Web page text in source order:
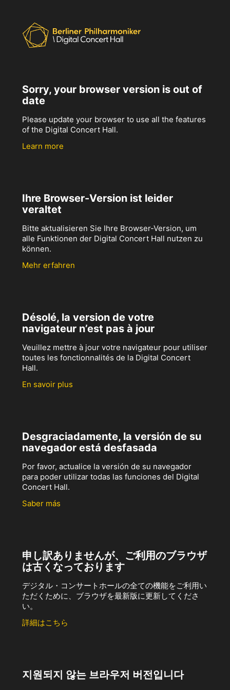
Sorry, your browser version is out of
date
Please update your browser to use all the features
of the Digital Concert Hall.
Learn more
Ihre Browser-Version ist leider
veraltet
Bitte aktualisieren Sie Ihre Browser-Version, um
alle Funktionen der Digital Concert Hall nutzen zu
können.
Mehr erfahren
Désolé, la version de votre
navigateur n’est pas à jour
Veuillez mettre à jour votre navigateur pour utiliser
toutes les fonctionnalités de la Digital Concert
Hall.
En savoir plus
Desgraciadamente, la versión de su
navegador está desfasada
Por favor, actualice la versión de su navegador
para poder utilizar todas las funciones del Digital
Concert Hall.
Saber más
申し訳ありませんが、ご利用のブラウザ
は古くなっております
デジタル・コンサートホールの全ての機能をご利用い
ただくために、ブラウザを最新版に更新してくださ
い。
詳細はこちら
지원되지 않는 브라우저 버전입니다